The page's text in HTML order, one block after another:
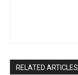
RELATED ARTICLES